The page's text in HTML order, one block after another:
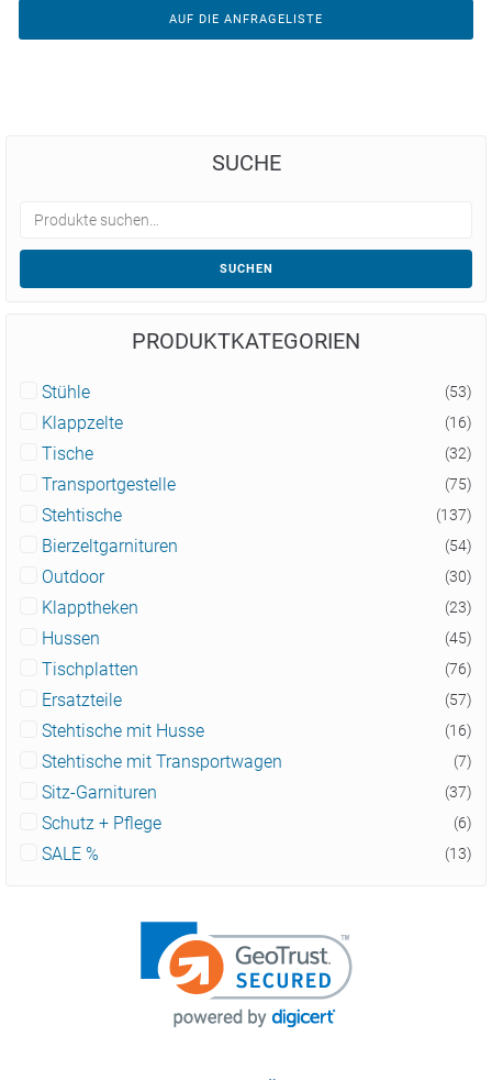
AUF DIE ANFRAGELISTE
SUCHE
SUCHEN
PRODUKTKATEGORIEN
Stühle (53)
Klappzelte (16)
Tische (32)
Transportgestelle (75)
Stehtische (137)
Bierzeltgarnituren (54)
Outdoor (30)
Klapptheken (23)
Hussen (45)
Tischplatten (76)
Ersatzteile (57)
Stehtische mit Husse (16)
Stehtische mit Transportwagen (7)
Sitz-Garnituren (37)
Schutz + Pflege (6)
SALE % (13)